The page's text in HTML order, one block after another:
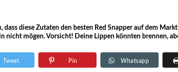
diese Zutaten den besten Red Snapper auf dem
nicht mögen. Vorsicht! Deine Lippen könnten brennen,
Tweet Pin Whatsapp